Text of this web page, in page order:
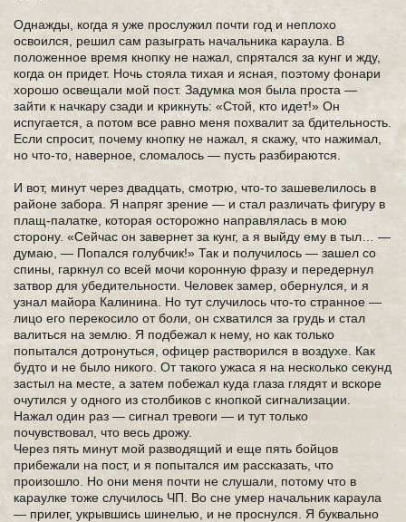
Однажды, когда я уже прослужил почти год и неплохо
освоился, решил сам разыграть начальника караула. В
положенное время кнопку не нажал, спрятался за кунг и жду,
когда он придет. Ночь стояла тихая и ясная, поэтому фонари
хорошо освещали мой пост. Задумка моя была проста —
зайти к начкару сзади и крикнуть: «Стой, кто идет!» Он
испугается, а потом все равно меня похвалит за бдительность.
Если спросит, почему кнопку не нажал, я скажу, что нажимал,
но что-то, наверное, сломалось — пусть разбираются.
И вот, минут через двадцать, смотрю, что-то зашевелилось в
районе забора. Я напряг зрение — и стал различать фигуру в
плащ-палатке, которая осторожно направлялась в мою
сторону. «Сейчас он завернет за кунг, а я выйду ему в тыл… —
думаю, — Попался голубчик!» Так и получилось — зашел со
спины, гаркнул со всей мочи коронную фразу и передернул
затвор для убедительности. Человек замер, обернулся, и я
узнал майора Калинина. Но тут случилось что-то странное —
лицо его перекосило от боли, он схватился за грудь и стал
валиться на землю. Я подбежал к нему, но как только
попытался дотронуться, офицер растворился в воздухе. Как
будто и не было никого. От такого ужаса я на несколько секунд
застыл на месте, а затем побежал куда глаза глядят и вскоре
очутился у одного из столбиков с кнопкой сигнализации.
Нажал один раз — сигнал тревоги — и тут только
почувствовал, что весь дрожу.
Через пять минут мой разводящий и еще пять бойцов
прибежали на пост, и я попытался им рассказать, что
произошло. Но они меня почти не слушали, потому что в
караулке тоже случилось ЧП. Во сне умер начальник караула
— прилег, укрывшись шинелью, и не проснулся. Я буквально